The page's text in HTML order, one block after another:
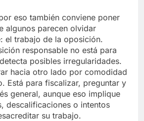
eso también conviene poner
algunos parecen olvidar
el trabajo de la oposición.
responsable no está para
posibles irregularidades.
hacia otro lado por comodidad
Está para fiscalizar, preguntar y
general, aunque eso implique
descalificaciones o intentos
su trabajo.